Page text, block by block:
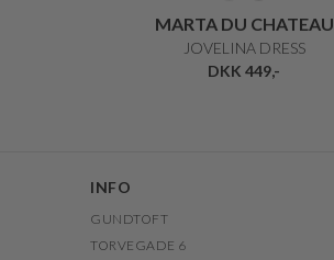
MARTA DU CHATEAU
JOVELINA DRESS
DKK 449,-
INFO
GUNDTOFT
TORVEGADE 6